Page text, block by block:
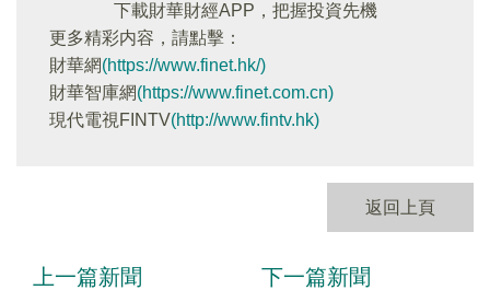
下載財華財經APP，把握投資先機
更多精彩内容，請點擊：
財華網(https://www.finet.hk/)
財華智庫網(https://www.finet.com.cn)
現代電視FINTV(http://www.fintv.hk)
返回上頁
上一篇新聞 下一篇新聞